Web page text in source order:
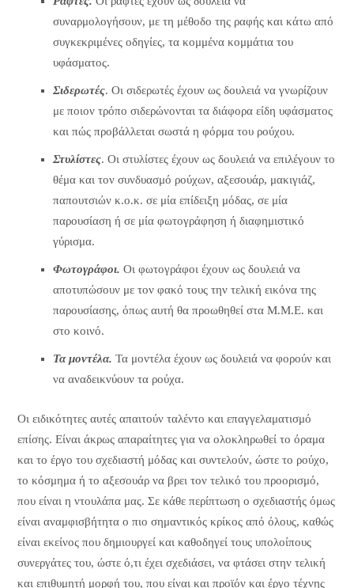
συναρμολογήσουν, με τη μέθοδο της ραφής και κάτω από
συγκεκριμένες οδηγίες, τα κομμένα κομμάτια του
υφάσματος.
Σιδερωτές. Οι σιδερωτές έχουν ως δουλειά να γνωρίζουν
με ποιον τρόπο σιδερώνονται τα διάφορα είδη υφάσματος
και πώς προβάλλεται σωστά η φόρμα του ρούχου.
Στυλίστες. Οι στυλίστες έχουν ως δουλειά να επιλέγουν το
θέμα και τον συνδυασμό ρούχων, αξεσουάρ, μακιγιάζ,
παπουτσιών κ.ο.κ. σε μία επίδειξη μόδας, σε μία
παρουσίαση ή σε μία φωτογράφηση ή διαφημιστικό
γύρισμα.
Φωτογράφοι. Οι φωτογράφοι έχουν ως δουλειά να
αποτυπώσουν με τον φακό τους την τελική εικόνα της
παρουσίασης, όπως αυτή θα προωθηθεί στα Μ.Μ.Ε. και
στο κοινό.
Τα μοντέλα. Τα μοντέλα έχουν ως δουλειά να φορούν και
να αναδεικνύουν τα ρούχα.
Οι ειδικότητες αυτές απαιτούν ταλέντο και επαγγελαματισμό
επίσης. Είναι άκρως απαραίτητες για να ολοκληρωθεί το όραμα
και το έργο του σχεδιαστή μόδας και συντελούν, ώστε το ρούχο,
το κόσμημα ή το αξεσουάρ να βρει τον τελικό του προορισμό,
που είναι η ντουλάπα μας. Σε κάθε περίπτωση ο σχεδιαστής όμως
είναι αναμφισβήτητα ο πιο σημαντικός κρίκος από όλους, καθώς
είναι εκείνος που δημιουργεί και καθοδηγεί τους υπολοίπους
συνεργάτες του, ώστε ό,τι έχει σχεδιάσει, να φτάσει στην τελική
και επιθυμητή μορφή του, που είναι και προϊόν και έργο τέχνης